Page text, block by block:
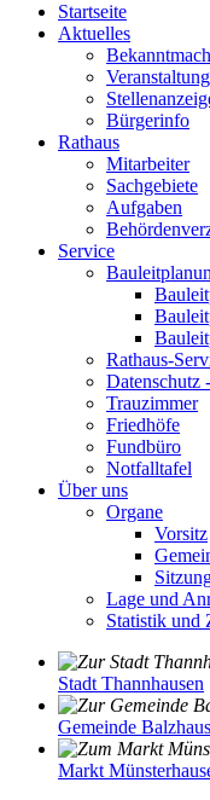
Startseite
Aktuelles
Bürgerinfo
Rathaus
Mitarbeiter
Sachgebiete
Aufgaben
Service
Rathaus-
Datenschutz
Trauzimmer
Friedhöfe
Fundbüro
Notfalltafel
Über uns
Organe
Vorsitz
Lage und
Statistik und
Stadt Thannhausen
Gemeinde
Markt